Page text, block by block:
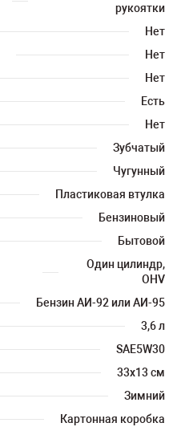
рукоятки
Нет
Нет
Нет
Есть
Нет
Зубчатый
Чугунный
Пластиковая втулка
Бензиновый
Бытовой
Один цилиндр,
OHV
Бензин АИ-92 или АИ-95
3,6 л
SAE5W30
33х13 см
Зимний
Картонная коробка